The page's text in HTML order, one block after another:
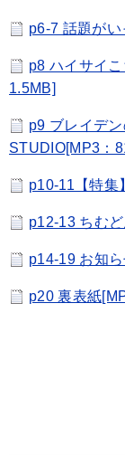
p6-7 話題が
p8 ハイサイ
1.5MB]
p9 ブレイデ
STUDIO[MP3：
p10-11【特集
p12-13 ちむ
p14-19 お知
p20 裏表紙